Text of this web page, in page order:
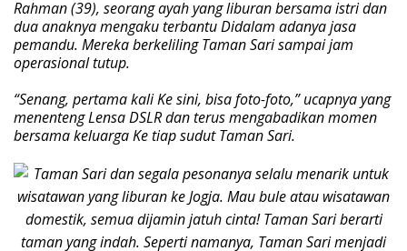
Rahman (39), seorang ayah yang liburan bersama istri dan
dua anaknya mengaku terbantu Didalam adanya jasa
pemandu. Mereka berkeliling Taman Sari sampai jam
operasional tutup.
“Senang, pertama kali Ke sini, bisa foto-foto,” ucapnya yang
menenteng Lensa DSLR dan terus mengabadikan momen
bersama keluarga Ke tiap sudut Taman Sari.